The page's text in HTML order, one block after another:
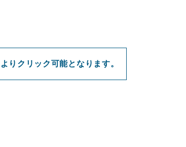
りクリック可能となります。